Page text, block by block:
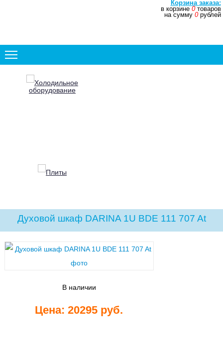
Корзина заказа:
в корзине 0товаров
на сумму 0рублей
Холодильное
оборудование
Плиты
Стиральные
Духовой шкаф DARINA 1U BDE 111 707 At
В наличии
Цена: 20295 руб.